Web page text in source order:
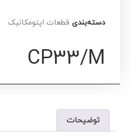
دسته‌بندی قطعات اپتومکانیک
CP33/M
توضیحات